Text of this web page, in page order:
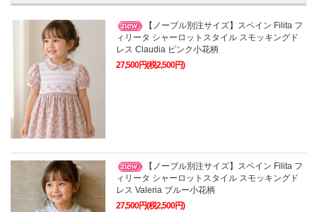
【ノーブル別注サイズ】スペイン Filita フ
ィリータ シャーロットスタイル スモッキングド
レス Claudia ピンク小花柄
27,500円(税2,500円)
【ノーブル別注サイズ】スペイン Filita フ
ィリータ シャーロットスタイル スモッキングド
レス Valeria ブルー小花柄
27,500円(税2,500円)